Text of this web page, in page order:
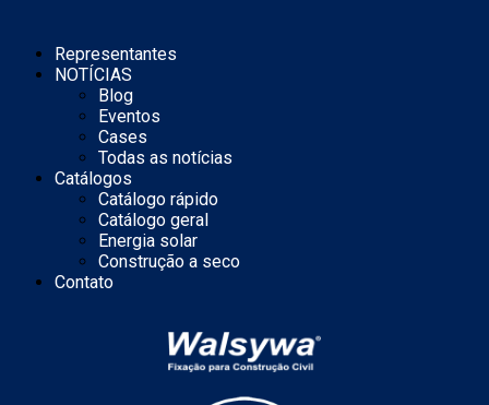
Representantes
NOTÍCIAS
Blog
Eventos
Cases
Todas as notícias
Catálogos
Catálogo rápido
Catálogo geral
Energia solar
Construção a seco
Contato